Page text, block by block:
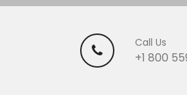
Call Us
+1 800